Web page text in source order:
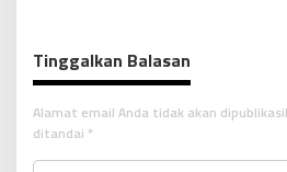
a
s
i
p
Tinggalkan Balasan
Alamat email Anda tidak akan
ditandai *